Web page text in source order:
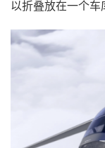
以折叠放在一个车